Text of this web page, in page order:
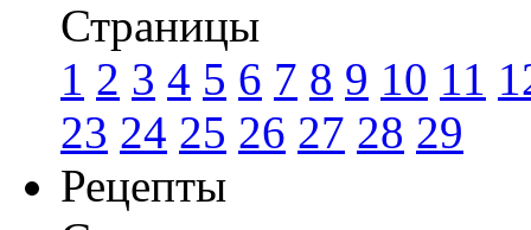
Страницы
1 2 3 4 5 6 7 8 9 10 11
23 24 25 26 27 28 29
Рецепты